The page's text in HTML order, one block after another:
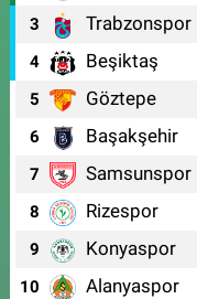
3 Trabzonspor
4 Beşiktaş
5 Göztepe
6 Başakşehir
7 Samsunspor
8 Rizespor
9 Konyaspor
10 Alanyaspor